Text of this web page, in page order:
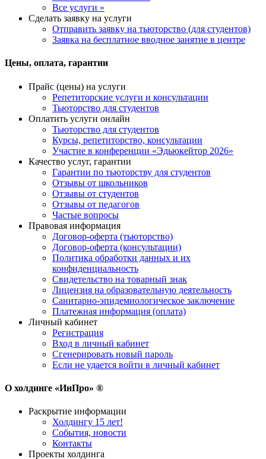
Все услуги »
Сделать заявку на услуги
Отправить заявку на тьюторство (для студентов)
Заявка на бесплатное вводное занятие в центре
Цены, оплата, гарантии
Прайс (цены) на услуги
Репетиторские услуги и консультации
Тьюторство для студентов
Оплатить услуги онлайн
Тьюторство для студентов
Курсы, репетиторство, консультации
Участие в конференции «Эдьюкейтор 2026»
Качество услуг, гарантии
Гарантии по тьюторству для студентов
Отзывы от школьников
Отзывы от студентов
Отзывы от педагогов
Частые вопросы
Правовая информация
Договор-оферта (тьюторство)
Договор-оферта (консультации)
Политика обработки данных и их
конфиденциальность
Свидетельство на товарный знак
Лицензия на образовательную деятельность
Санитарно-эпидемиологическое заключение
Платежная информация (оплата)
Личный кабинет
Регистрация
Вход в личный кабинет
Сгенерировать новый пароль
Если не удается войти в личный кабинет
О холдинге «ИнПро» ®
Раскрытие информации
Холдингу 15 лет!
События, новости
Контакты
Проекты холдинга